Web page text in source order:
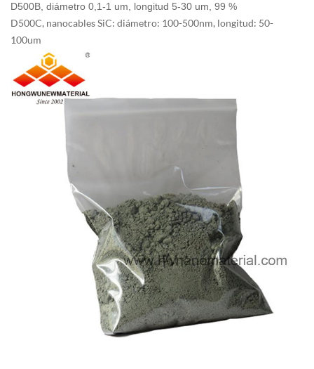
D500B, diámetro 0,1-1 um, longitud 5-30 um, 99 %
D500C, nanocables SiC: diámetro: 100-500nm, longitud: 50-
100um